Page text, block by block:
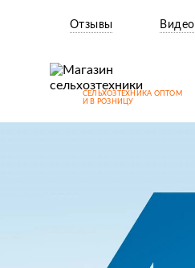
Отзывы Видео
СЕЛЬХОЗТЕХНИКА ОПТОМ
И В РОЗНИЦУ